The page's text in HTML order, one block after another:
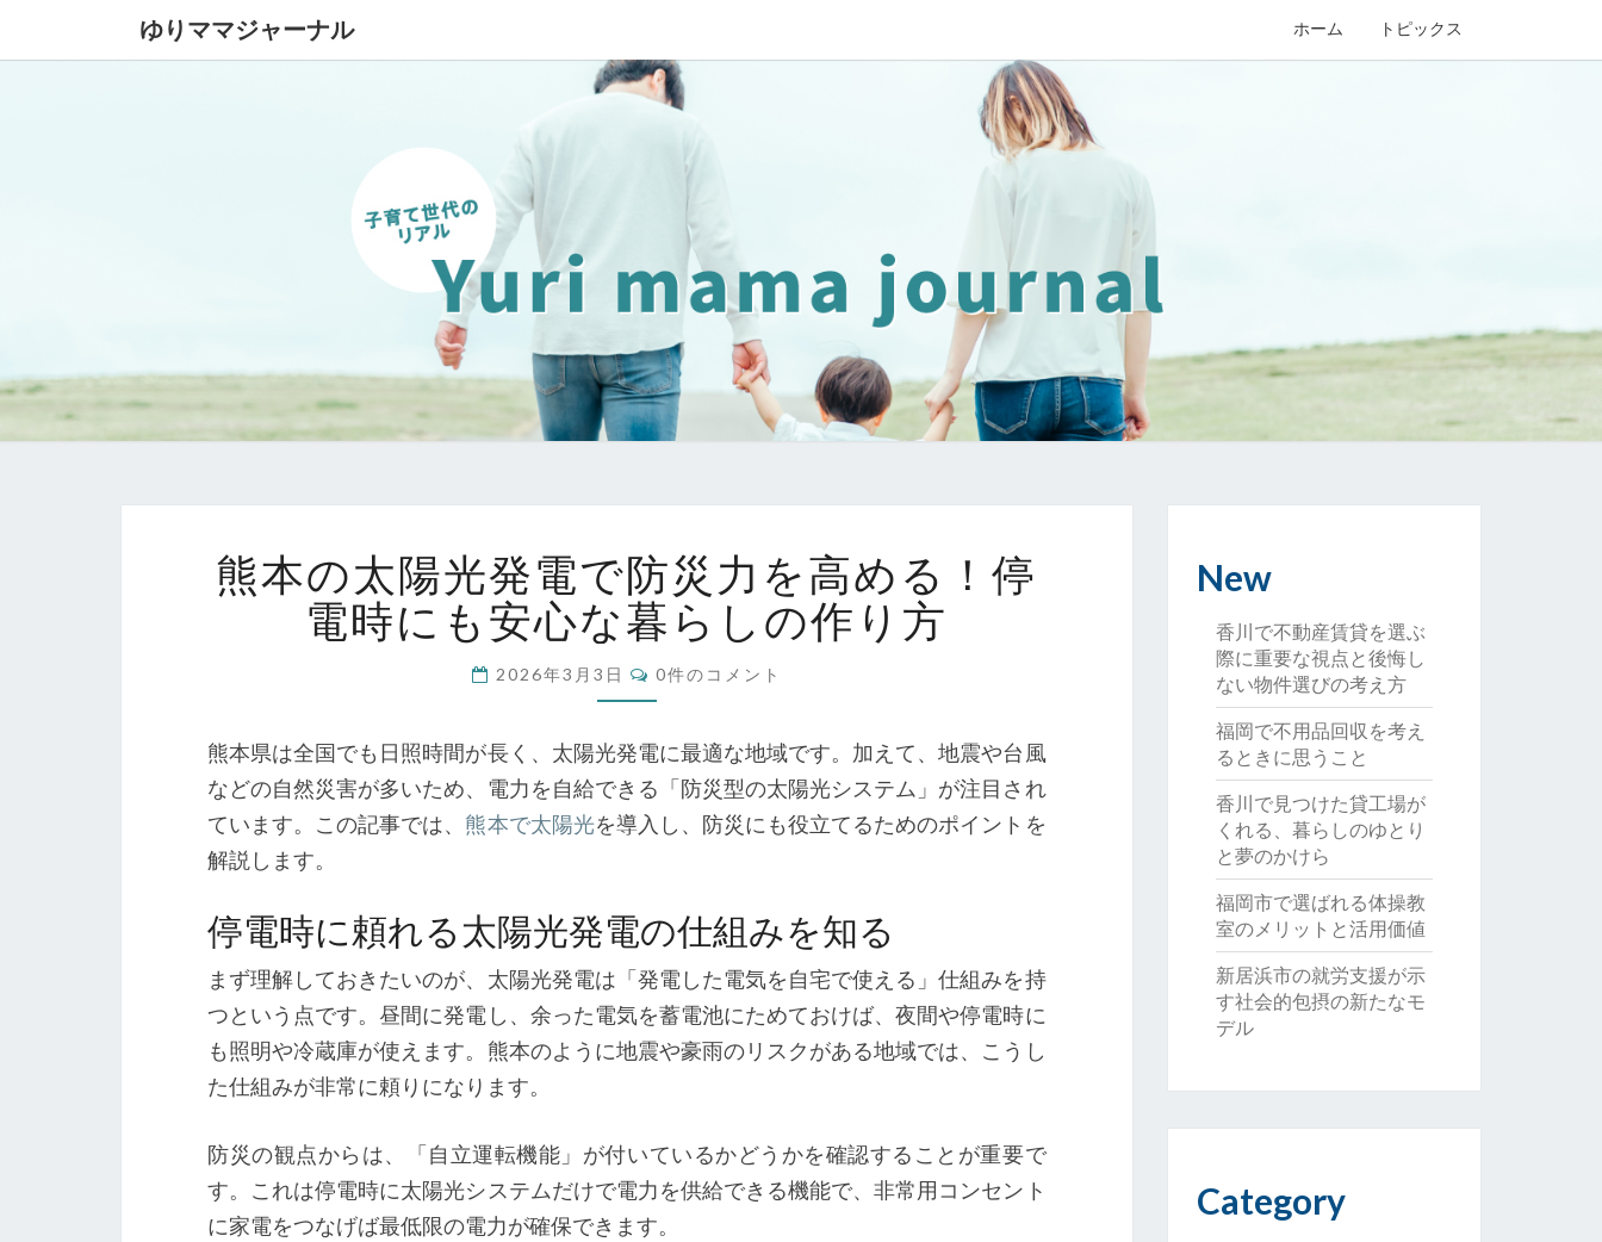
ゆりママジャーナル ホーム トピックス
ゆ
り
マ
マ
ジ
ー
ル
子
育
て
の
リ
ア
ル
本
の
太
光
電
で
防
災
高
め
る！
停
電
安
心
な
熊本の太陽光発電で防災力を高める！停
電時にも安心な暮らしの作り方
2026年3月3日
コ
メ
ン
0件のコメント
熊本県は全国でも日照時間が長く、太陽光発電に最適な地域です。加えて、地震や台風
などの自然災害が多いため、電力を自給できる「防災型の太陽光システム」が注目され
ています。この記事では、 熊本で太陽光を導入し、防災にも役立てるためのポイントを
解説します。
停電時に頼れる太陽光発電の仕組みを知る
まず理解しておきたいのが、太陽光発電は「発電した電気を自宅で使える」仕組みを持
つという点です。昼間に発電し、余った電気を蓄電池にためておけば、夜間や停電時に
も照明や冷蔵庫が使えます。熊本のように地震や豪雨のリスクがある地域では、こうし
た仕組みが非常に頼りになります。
防災の観点からは、「自立運転機能」が付いているかどうかを確認することが重要で
す。これは停電時に太陽光システムだけで電力を供給できる機能で、非常用コンセント
に家電をつなげば最低限の電力が確保できます。
New
香川で不動産賃貸を選ぶ
際に重要な視点と後悔し
ない物件選びの考え方
福岡で不用品回収を考え
るときに思うこと
香川で見つけた貸工場が
くれる、暮らしのゆとり
と夢のかけら
福岡市で選ばれる体操教
室のメリットと活用価値
新居浜市の就労支援が示
す社会的包摂の新たなモ
デル
Category